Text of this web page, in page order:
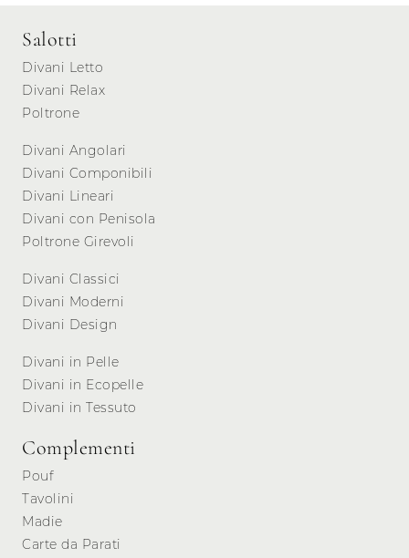
Salotti
Divani Letto
Divani Relax
Poltrone
Divani Angolari
Divani Componibili
Divani Lineari
Divani con Penisola
Poltrone Girevoli
Divani Classici
Divani Moderni
Divani Design
Divani in Pelle
Divani in Ecopelle
Divani in Tessuto
Complementi
Pouf
Tavolini
Madie
Carte da Parati